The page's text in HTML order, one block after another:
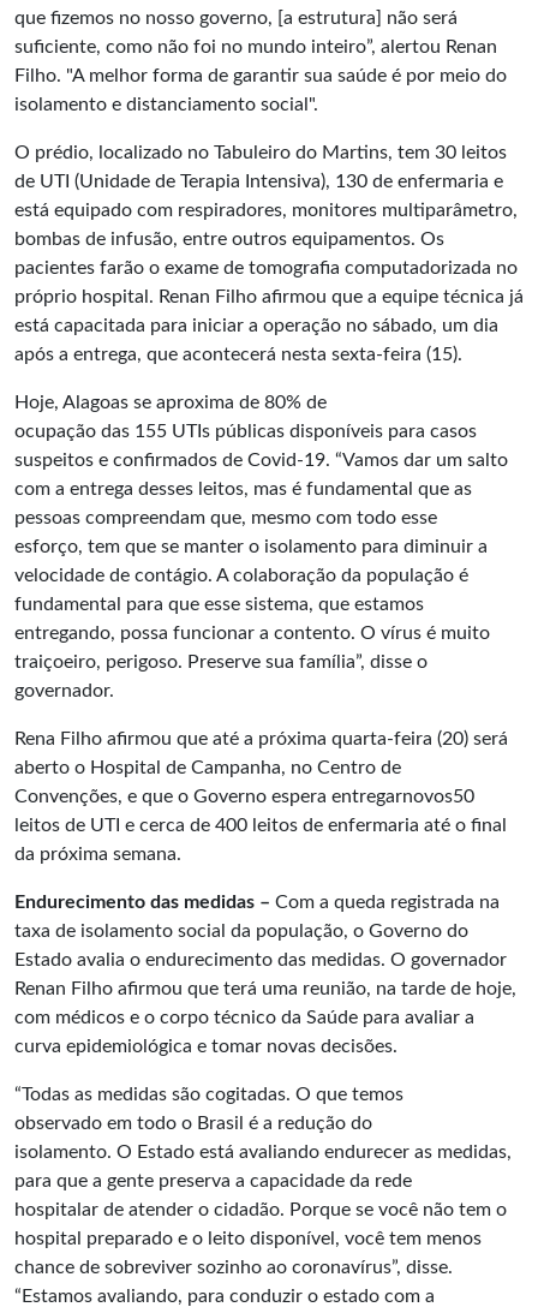
que fizemos no nosso governo, [a estrutura] não será
suficiente, como não foi no mundo inteiro”, alertou Renan
Filho. "A melhor forma de garantir sua saúde é por meio do
isolamento e distanciamento social".
O prédio, localizado no Tabuleiro do Martins, tem 30 leitos
de UTI (Unidade de Terapia Intensiva), 130 de enfermaria e
está equipado com respiradores, monitores multiparâmetro,
bombas de infusão, entre outros equipamentos. Os
pacientes farão o exame de tomografia computadorizada no
próprio hospital. Renan Filho afirmou que a equipe técnica já
está capacitada para iniciar a operação no sábado, um dia
após a entrega, que acontecerá nesta sexta-feira (15).
Hoje, Alagoas se aproxima de 80% de
ocupação das 155 UTIs públicas disponíveis para casos
suspeitos e confirmados de Covid-19. “Vamos dar um salto
com a entrega desses leitos, mas é fundamental que as
pessoas compreendam que, mesmo com todo esse
esforço, tem que se manter o isolamento para diminuir a
velocidade de contágio. A colaboração da população é
fundamental para que esse sistema, que estamos
entregando, possa funcionar a contento. O vírus é muito
traiçoeiro, perigoso. Preserve sua família”, disse o
governador.
Rena Filho afirmou que até a próxima quarta-feira (20) será
aberto o Hospital de Campanha, no Centro de
Convenções, e que o Governo espera entregarnovos50
leitos de UTI e cerca de 400 leitos de enfermaria até o final
da próxima semana.
Endurecimento das medidas – Com a queda registrada na
taxa de isolamento social da população, o Governo do
Estado avalia o endurecimento das medidas. O governador
Renan Filho afirmou que terá uma reunião, na tarde de hoje,
com médicos e o corpo técnico da Saúde para avaliar a
curva epidemiológica e tomar novas decisões.
“Todas as medidas são cogitadas. O que temos
observado em todo o Brasil é a redução do
isolamento. O Estado está avaliando endurecer as medidas,
para que a gente preserva a capacidade da rede
hospitalar de atender o cidadão. Porque se você não tem o
hospital preparado e o leito disponível, você tem menos
chance de sobreviver sozinho ao coronavírus”, disse.
“Estamos avaliando, para conduzir o estado com a